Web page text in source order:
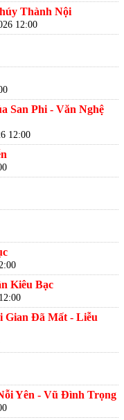
Thành Nội
12:00
San Phi - Văn Nghệ
12:00
Kiêu Bạc
Gian Đã Mất - Liễu
Yên - Vũ Đình Trọng